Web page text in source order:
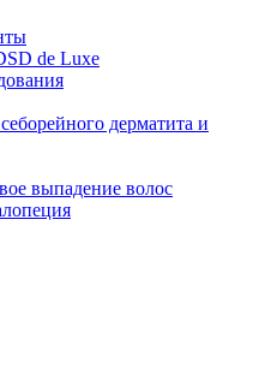
de Luxe
дерматита и
выпадение волос